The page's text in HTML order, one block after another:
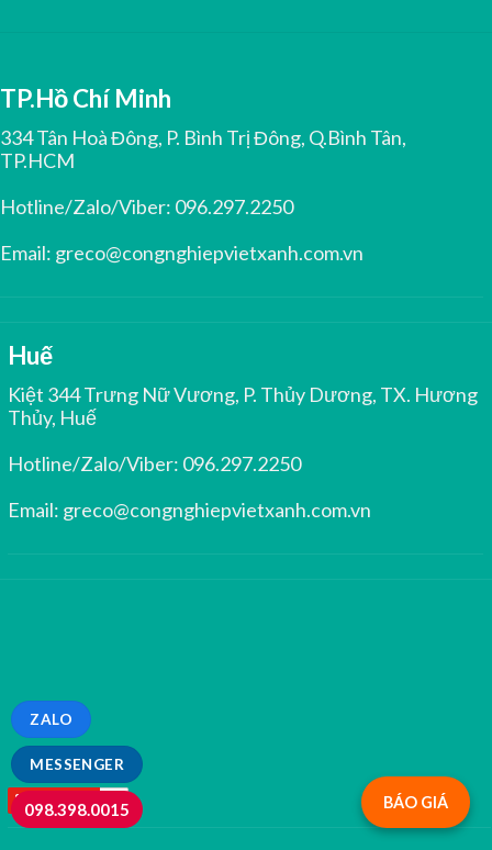
MESSENGER
ZALO
098.398.0015
TP.Hồ Chí Minh
334 Tân Hoà Đông, P. Bình Trị Đông, Q.Bình Tân,
TP.HCM
Hotline/Zalo/Viber: 096.297.2250
Email: greco@congnghiepvietxanh.com.vn
Huế
Kiệt 344 Trưng Nữ Vương, P. Thủy Dương, TX. Hương
Thủy, Huế
Hotline/Zalo/Viber: 096.297.2250
Email: greco@congnghiepvietxanh.com.vn
BÁO GIÁ